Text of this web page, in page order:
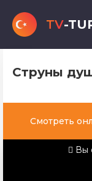
TV-
Струны
Смотреть
Вы